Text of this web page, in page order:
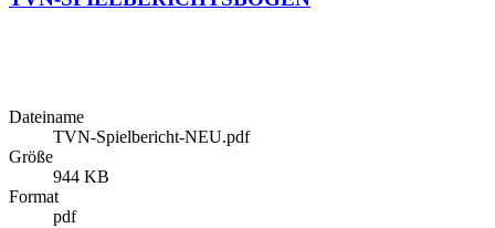
Dateiname
TVN-Spielbericht-NEU.pdf
Größe
944 KB
Format
pdf